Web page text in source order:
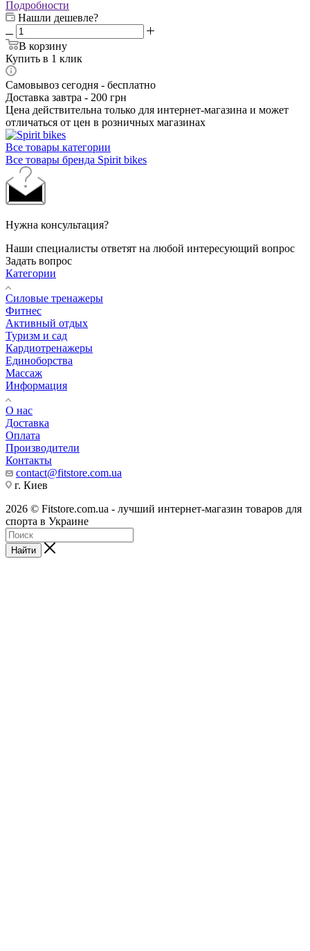
Подробности
Нашли дешевле?
В корзину
Купить в 1 клик
Самовывоз сегодня - бесплатно
Доставка завтра - 200 грн
Цена действительна только для интернет-магазина и может
отличаться от цен в розничных магазинах
Все товары категории
Все товары бренда Spirit bikes
Нужна консультация?
Наши специалисты ответят на любой интересующий вопрос
Задать вопрос
Категории
Силовые тренажеры
Фитнес
Активный отдых
Туризм и сад
Кардиотренажеры
Единоборства
Массаж
Информация
О нас
Доставка
Оплата
Производители
Контакты
contact@fitstore.com.ua
г. Киев
2026 © Fitstore.com.ua - лучший интернет-магазин товаров для
спорта в Украине
Найти